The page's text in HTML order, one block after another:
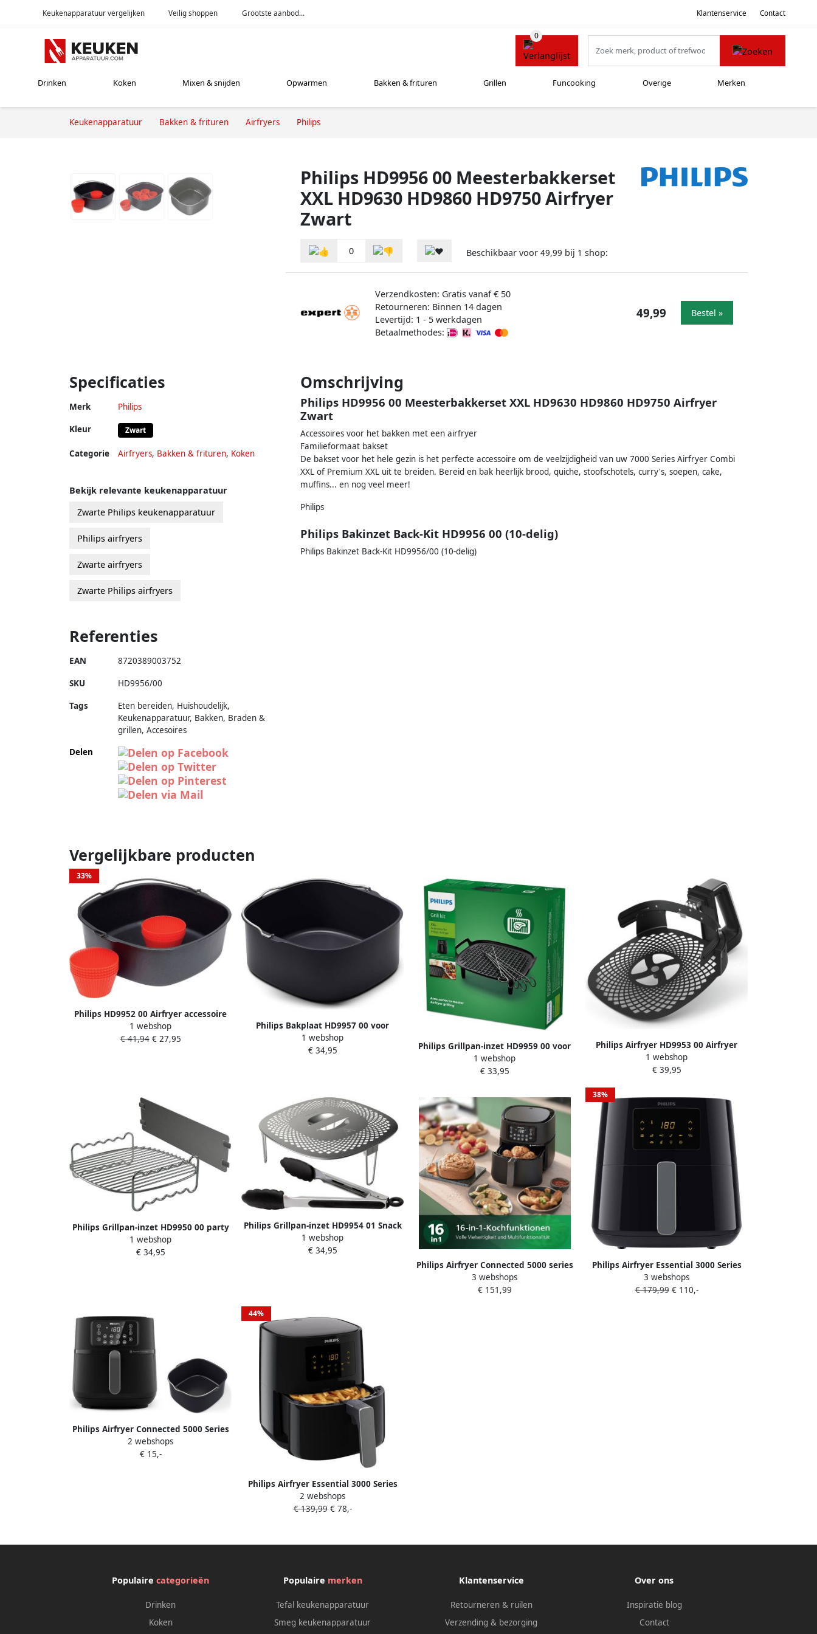
Keukenapparatuur vergelijken Veilig shoppen Grootste aanbod... Klantenservice Contact
Drinken Koken Mixen & snijden Opwarmen Bakken & frituren Grillen Funcooking Overige Merken
Keukenapparatuur Bakken & frituren Airfryers Philips
Philips HD9956 00 Meesterbakkerset
XXL HD9630 HD9860 HD9750 Airfryer
Zwart
0 Beschikbaar voor 49,99 bij 1 shop:
Verzendkosten: Gratis vanaf € 50
Retourneren: Binnen 14 dagen
Levertijd: 1 - 5 werkdagen
Betaalmethodes:
49,99 Bestel »
Specificaties
Merk Philips
Kleur Zwart
Categorie Airfryers, Bakken & frituren, Koken
Omschrijving
Philips HD9956 00 Meesterbakkerset XXL HD9630 HD9860 HD9750 Airfryer
Zwart
Accessoires voor het bakken met een airfryer
Familieformaat bakset
De bakset voor het hele gezin is het perfecte accessoire om de veelzijdigheid van uw 7000 Series Airfryer Combi
XXL of Premium XXL uit te breiden. Bereid en bak heerlijk brood, quiche, stoofschotels, curry's, soepen, cake,
muffins... en nog veel meer!
Philips
Philips Bakinzet Back-Kit HD9956 00 (10-delig)
Philips Bakinzet Back-Kit HD9956/00 (10-delig)
Bekijk relevante keukenapparatuur
Zwarte Philips keukenapparatuur
Philips airfryers
Zwarte airfryers
Zwarte Philips airfryers
Referenties
EAN 8720389003752
SKU HD9956/00
Tags
Eten bereiden, Huishoudelijk,
Keukenapparatuur, Bakken, Braden &
grillen, Accesoires
Delen
Vergelijkbare producten
33%
Philips HD9952 00 Airfryer accessoire
Bakset met 9 muffinvormen
1 webshop
€ 41,94€ 27,95
Philips Bakplaat HD9957 00 voor
Airfryer XXL 5000 Serie incl. 9 siliconen
muffinvormpjes
1 webshop
€ 34,95
Philips Grillpan-inzet HD9959 00 voor
Airfryer XXL 5000 Serie incl. 6 spiesen
vaatwasmachinebestendig
1 webshop
€ 33,95
Philips Airfryer HD9953 00 Airfryer
Pizza-bakplaat accessoire-kit
1 webshop
€ 39,95
Philips Grillpan-inzet HD9950 00 party
kit voor HD9654 HD9762 HD9630
HD9750 HD9650 HD9656 HD9860
1 webshop
€ 34,95
Philips Grillpan-inzet HD9954 01 Snack
Profi-Kit Snackdeksel + tang voor
Airfryer XXL HD96XX HD97XX HD98XX
1 webshop
€ 34,95
Philips Airfryer Connected 5000 series
HD9285 90 7 2 liter (XXL)
Heteluchtfriteuse Rapid Air App
3 webshops
€ 151,99
38%
Philips Airfryer Essential 3000 Series
HD9270 70 6 2 liter (XL)
Heteluchtfriteuse 7 snelkeuze
3 webshops
€ 179,99€ 110,-
Philips Airfryer Connected 5000 Series
HD9285 93 7 2 liter (XXL)
Heteluchtfriteuse RapidAir Quickclean
2 webshops
€ 15,-
44%
Philips Airfryer Essential 3000 Series
HD9252 70 4 1 liter (L)- Hetelucht
friteuse Digitaal display
2 webshops
€ 139,99€ 78,-
Populairecategorieën
Drinken
Koken
Populaire merken
Tefal keukenapparatuur
Smeg keukenapparatuur
Klantenservice
Retourneren & ruilen
Verzending & bezorging
Over ons
Inspiratie blog
Contact